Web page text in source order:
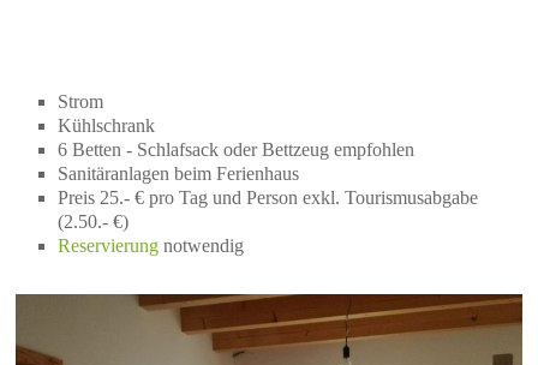
Strom
Kühlschrank
6 Betten - Schlafsack oder Bettzeug empfohlen
Sanitäranlagen beim Ferienhaus
Preis 25.- € pro Tag und Person exkl. Tourismusabgabe
(2.50.- €)
Reservierung notwendig